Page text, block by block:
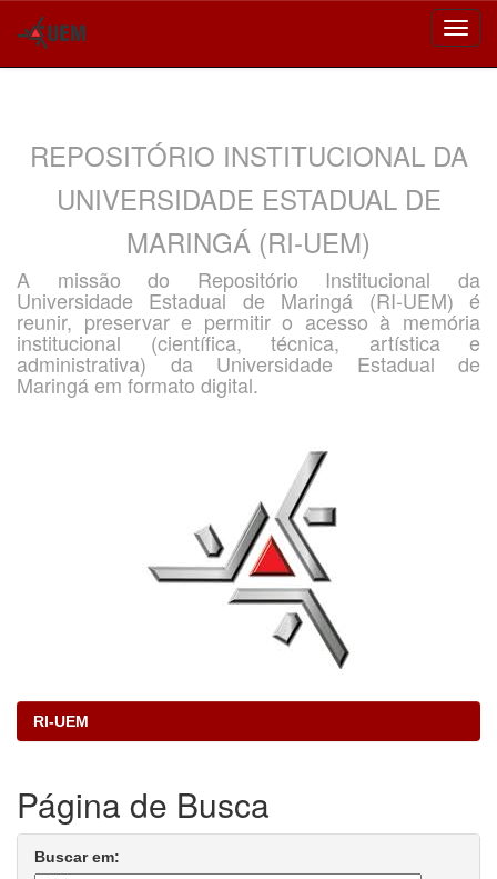
REPOSITÓRIO INSTITUCIONAL DA
UNIVERSIDADE ESTADUAL DE
MARINGÁ (RI-UEM)
A missão do Repositório Institucional da
Universidade Estadual de Maringá (RI-UEM) é
reunir, preservar e permitir o acesso à memória
institucional (científica, técnica, artística e
administrativa) da Universidade Estadual de
Maringá em formato digital.
RI-UEM
Página de Busca
Buscar em: